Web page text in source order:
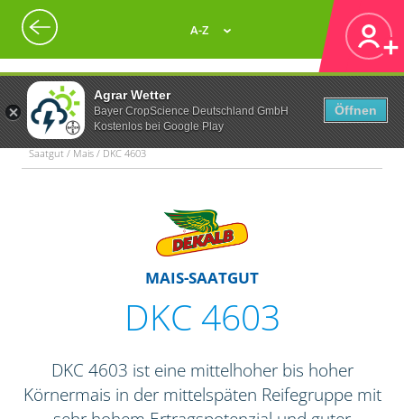
Agrar Wetter
Bayer CropScience Deutschland GmbH
Kostenlos bei Google Play
Öffnen
A-Z
Saatgut / Mais / DKC 4603
MAIS-SAATGUT
DKC 4603
DKC 4603 ist eine mittelhoher bis hoher
Körnermais in der mittelspäten Reifegruppe mit